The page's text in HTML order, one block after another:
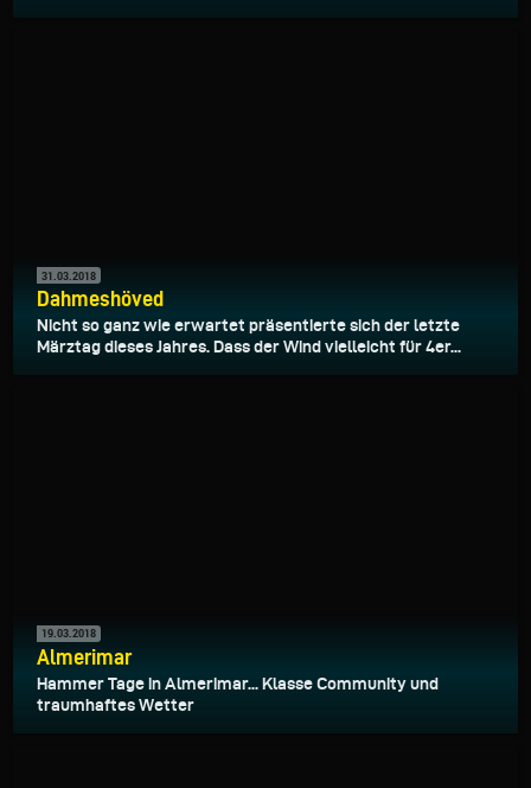
31.03.2018
Dahmeshöved
Nicht so ganz wie erwartet präsentierte sich der letzte
Märztag dieses Jahres. Dass der Wind vielleicht für 4er...
19.03.2018
Almerimar
Hammer Tage in Almerimar... Klasse Community und
traumhaftes Wetter